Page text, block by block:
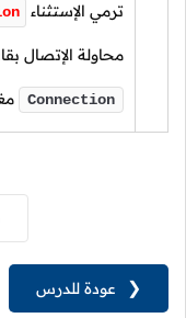
ترمي الإستثناء
محاولة الإتصال
Connection
❮ عودة للدرس